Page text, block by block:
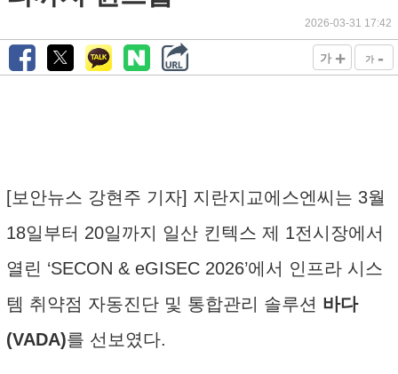
2026-03-31 17:42
가 + 가 -
[보안뉴스 강현주 기자] 지란지교에스엔씨는 3월
18일부터 20일까지 일산 킨텍스 제 1전시장에서
열린 ‘SECON & eGISEC 2026’에서 인프라 시스
템 취약점 자동진단 및 통합관리 솔루션 바다
(VADA)를 선보였다.